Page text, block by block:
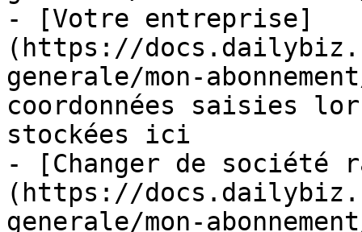
- [Votre entreprise]
(https://
generale/mon-
coordonnées saisies
stockées ici
- [Changer de société
(https://
generale/mon-